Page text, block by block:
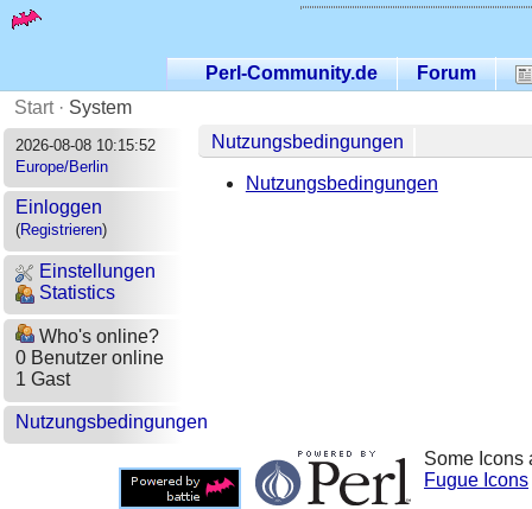
Perl-Community.de
Forum
Start· System
2026-08-08 10:15:52
Europe/Berlin
Einloggen
(Registrieren)
Einstellungen
Statistics
Who's online?
0 Benutzer online
1 Gast
Nutzungsbedingungen
Nutzungsbedingungen
Nutzungsbedingungen
Some Icons
Fugue Icons